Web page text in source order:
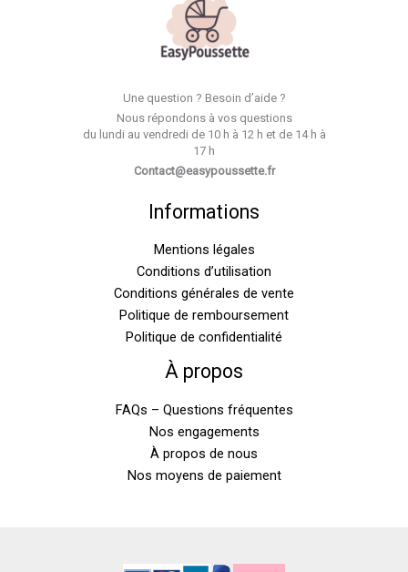
Une question ? Besoin d’aide ?
Nous répondons à vos questions
du lundi au vendredi de 10 h à 12 h et de 14 h à
17 h
Contact@easypoussette.fr
Informations
Mentions légales
Conditions d’utilisation
Conditions générales de vente
Politique de remboursement
Politique de confidentialité
À propos
FAQs – Questions fréquentes
Nos engagements
À propos de nous
Nos moyens de paiement